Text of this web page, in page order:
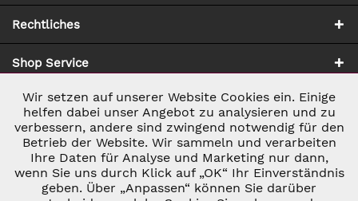
Rechtliches
Shop Service
Zahlung & Versand
Notwendig Aktiv
Marketing Inaktiv
Tracking Inaktiv
Wir setzen auf unserer Website Cookies ein. Einige
helfen dabei unser Angebot zu analysieren und zu
verbessern, andere sind zwingend notwendig für den
Betrieb der Website. Wir sammeln und verarbeiten
Ihre Daten für Analyse und Marketing nur dann,
wenn Sie uns durch Klick auf „OK“ Ihr Einverständnis
geben. Über „Anpassen“ können Sie darüber